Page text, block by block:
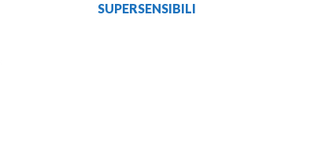
SUPERSENSIBILI